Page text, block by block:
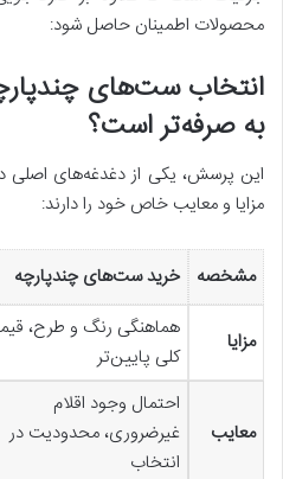
محصولات اطمینان حاصل شود:
انتخاب ست‌های
به صرفه‌تر است؟
این پرسش، یکی از دغدغه‌های اصلی
مزایا و معایب خاص خود را دارند:
مشخصه خرید ست‌های چندپارچه
مزایا
هماهنگی رنگ و طرح،
کلی پایین‌تر
معایب
احتمال وجود اقلام
غیرضروری، محدودیت در
انتخاب